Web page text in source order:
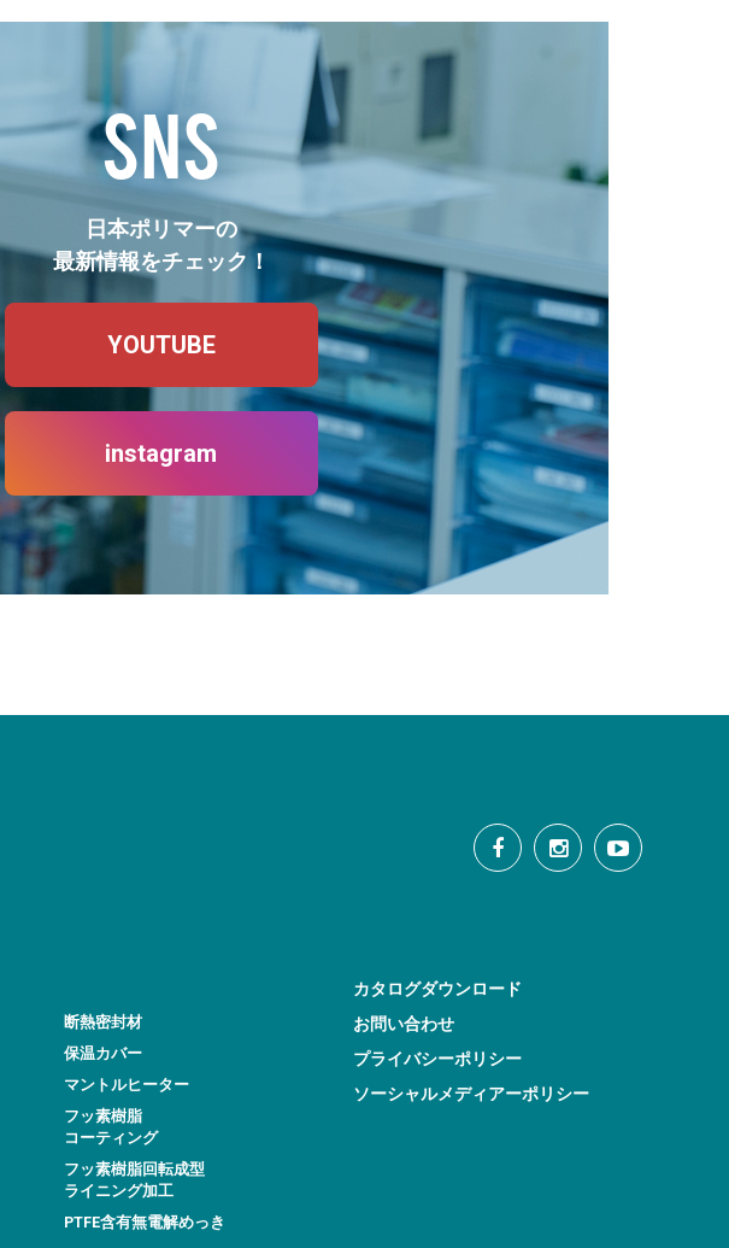
SNS
日本ポリマーの
最新情報をチェック！
YOUTUBE
instagram
断熱密封材
保温カバー
マントルヒーター
フッ素樹脂
コーティング
フッ素樹脂回転成型
ライニング加工
PTFE含有無電解めっき
カタログダウンロード
お問い合わせ
プライバシーポリシー
ソーシャルメディアーポリシー